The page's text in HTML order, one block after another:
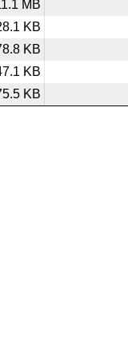
MB
KB
KB
KB
KB